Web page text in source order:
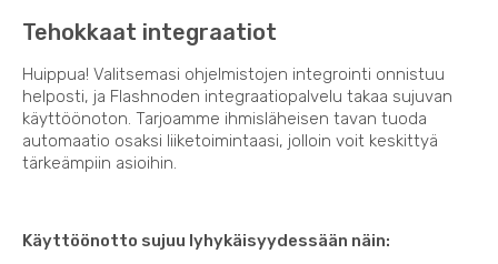
Tehokkaat integraatiot
Huippua! Valitsemasi ohjelmistojen integrointi onnistuu
helposti, ja Flashnoden integraatiopalvelu takaa sujuvan
käyttöönoton. Tarjoamme ihmisläheisen tavan tuoda
automaatio osaksi liiketoimintaasi, jolloin voit keskittyä
tärkeämpiin asioihin.
Käyttöönotto sujuu lyhykäisyydessään näin: